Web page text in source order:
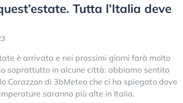
Tutta l’Italia deve
è arrivata e nei prossimi giorni farà molto
soprattutto in alcune città: abbiamo sentito
Corazzon di 3bMeteo che ci ha spiegato dove
saranno più alte in Italia.